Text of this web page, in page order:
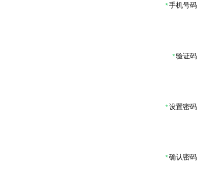
手机号码
验证码
设置密码
确认密码